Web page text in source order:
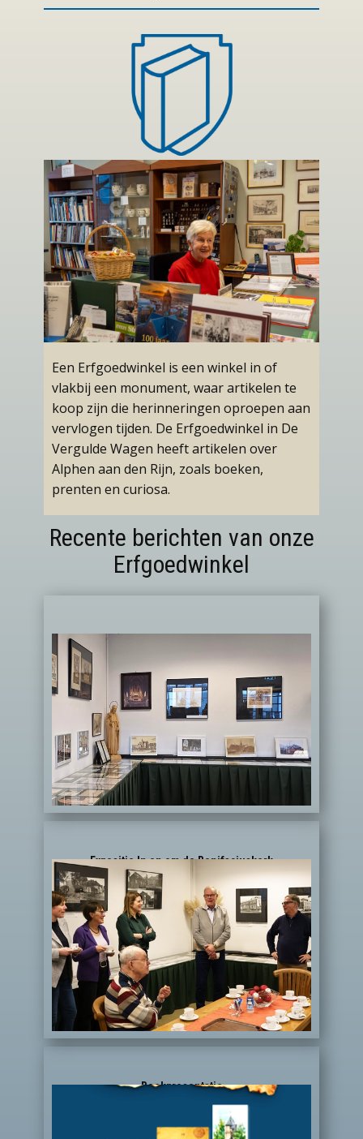
Een Erfgoedwinkel is een winkel in of
vlakbij een monument, waar artikelen te
koop zijn die herinneringen oproepen aan
vervlogen tijden. De Erfgoedwinkel in De
Vergulde Wagen heeft artikelen over
Alphen aan den Rijn, zoals boeken,
prenten en curiosa.
Recente berichten van onze
Erfgoedwinkel
Expositie In en om de Bonifaciuskerk
Boekpresentatie